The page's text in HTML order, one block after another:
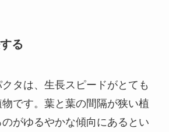
る
クタは、生長スピードがとても
です。葉と葉の間隔が狭い植
がゆるやかな傾向にあるとい